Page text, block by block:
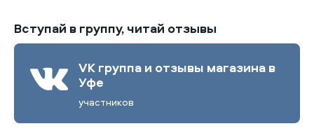
Вступай в группу, читай отзывы
VK группа и отзывы магазина в
Уфе
участников